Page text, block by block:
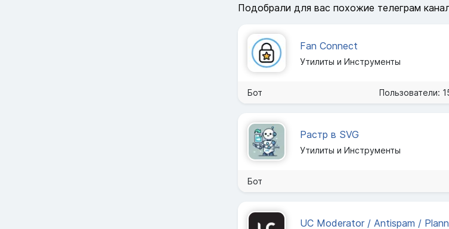
Подобрали для вас похожие телеграм
Fan Connect
Утилиты и Инструменты
Бот Пользователи:
Растр в SVG
Утилиты и Инструменты
Бот
UC Moderator / Antispam /